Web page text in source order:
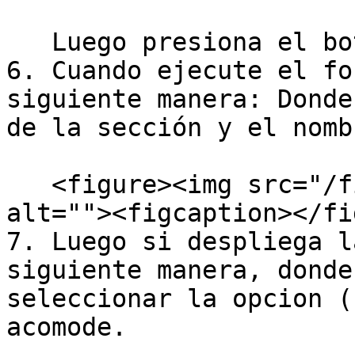
6. Cuando ejecute el
siguiente manera:
de la sección y el
alt=""><figcaption></
7. Luego si despliega
siguiente manera,
seleccionar la opcion
acomode.